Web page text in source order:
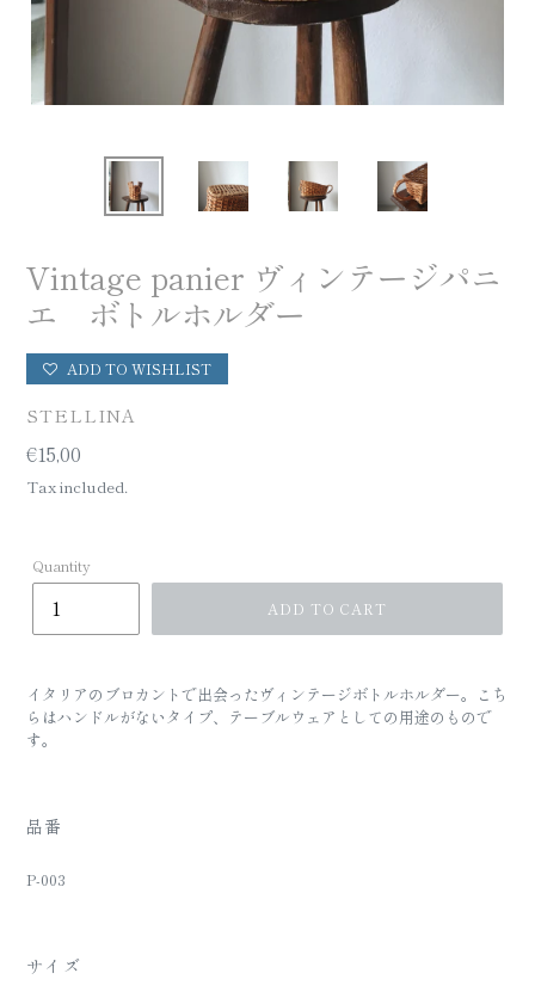
Vintage panier ヴィンテージパニ
エ ボトルホルダー
ADD TO WISHLIST
VENDOR
STELLINA
Regular
price
€15,00
Tax included.
Quantity
ADD TO CART
イタリアのブロカントで出会ったヴィンテージボトルホルダー。こち
らはハンドルがないタイプ、テーブルウェアとしての用途のもので
す。
品番
P-003
サイズ